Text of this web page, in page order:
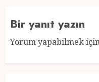
Bir yanıt yazın
Yorum yapabilmek